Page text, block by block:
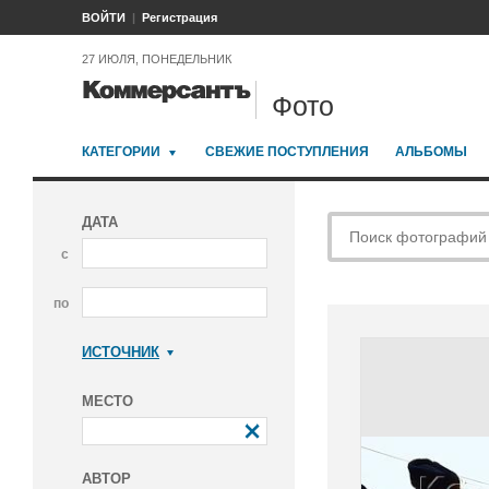
ВОЙТИ Регистрация
27 ИЮЛЯ, ПОНЕДЕЛЬНИК
Фото
КАТЕГОРИИ СВЕЖИЕ ПОСТУПЛЕНИЯ АЛЬБОМЫ
ДАТА
с
по
ИСТОЧНИК
МЕСТО
АВТОР